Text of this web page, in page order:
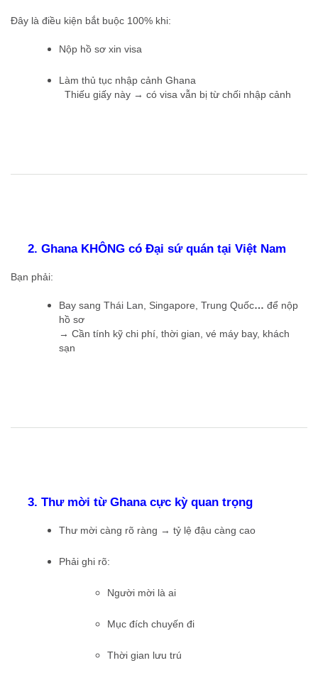
Đây là điều kiện bắt buộc 100% khi:
Nộp hồ sơ xin visa
Làm thủ tục nhập cảnh Ghana
Thiếu giấy này → có visa vẫn bị từ chối nhập cảnh
2. Ghana KHÔNG có Đại sứ quán tại Việt Nam
Bạn phải:
Bay sang Thái Lan, Singapore, Trung Quốc… để nộp
hồ sơ
→ Cần tính kỹ chi phí, thời gian, vé máy bay, khách
sạn
3. Thư mời từ Ghana cực kỳ quan trọng
Thư mời càng rõ ràng → tỷ lệ đậu càng cao
Phải ghi rõ:
Người mời là ai
Mục đích chuyến đi
Thời gian lưu trú